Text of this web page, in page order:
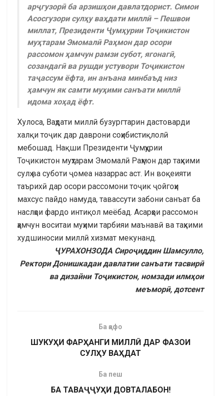
арҷгузорӣ ба арзишҳои давлатдорист. Симои
Асосгузори сулҳу ваҳдати миллӣ – Пешвои
миллат, Президенти Ҷумҳурии Тоҷикистон
муҳтарам Эмомалӣ Раҳмон дар осори
рассомон ҳамчун рамзи субот, ягонагӣ,
созандагӣ ва рушди устувори Тоҷикистон
таҷассум ёфта, ин анъана минбаъд низ
ҳамчун як самти муҳими санъати миллӣ
идома хоҳад ёфт.
Хулоса, Ваҳдати миллӣ бузургтарин дастоварди
халқи тоҷик дар даврони соҳибистиқлолӣ
мебошад. Нақши Президенти Ҷумҳурии
Тоҷикистон муҳтарам Эмомалӣ Раҳмон дар таҳкими
сулҳ ва суботи ҷомеа назаррас аст. Ин воқеияти
таърихӣ дар осори рассомони тоҷик ҷойгоҳи
махсус пайдо намуда, тавассути забони санъат ба
наслҳои фардо интиқол меёбад. Асарҳои рассомон
ҳамчун воситаи муҳими тарбияи маънавӣ ва таҳкими
худшиносии миллӣ хизмат мекунанд.
ҶУРАХОНЗОДА Сироҷиддин Шамсулло,
Ректори Донишкадаи давлатии санъати тасвирӣ
ва дизайни Тоҷикистон, номзади илмҳои
меъморӣ, дотсент
Ба қафо
ШУКУҲИ ФАРҲАНГИ МИЛЛӢ ДАР ФАЗОИ
СУЛҲУ ВАҲДАТ
Ба пеш
БА ТАВАҶҶУҲИ ДОВТАЛАБОН!